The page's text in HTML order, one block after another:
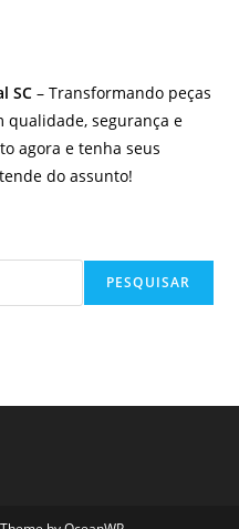
SC – Transformando peças
qualidade, segurança e
agora e tenha seus
do assunto!
PESQUISAR